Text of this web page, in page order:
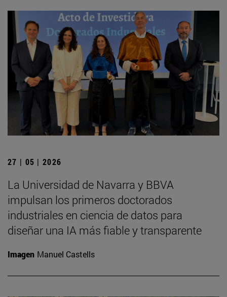
27 | 05 | 2026
La Universidad de Navarra y BBVA
impulsan los primeros doctorados
industriales en ciencia de datos para
diseñar una IA más fiable y transparente
Imagen Manuel Castells